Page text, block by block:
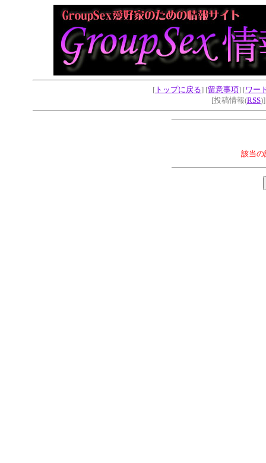
[ トップに戻る] [留意事項] [ワー
[投稿情報(RSS
該当の